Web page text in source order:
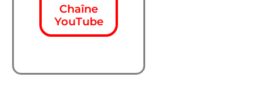
Chaîne
YouTube